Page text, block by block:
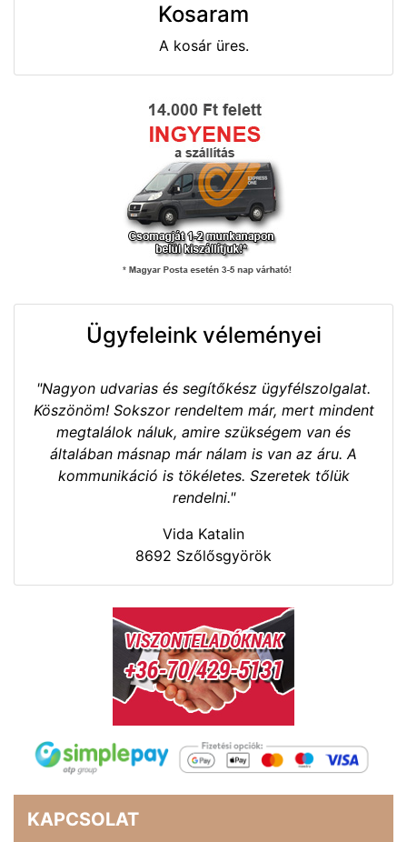
Kosaram
A kosár üres.
Ügyfeleink véleményei
"Nagyon udvarias és segítőkész ügyfélszolgalat.
Köszönöm! Sokszor rendeltem már, mert mindent
megtalálok náluk, amire szükségem van és
általában másnap már nálam is van az áru. A
kommunikáció is tökéletes. Szeretek tőlük
rendelni."
Vida Katalin
8692 Szőlősgyörök
KAPCSOLAT